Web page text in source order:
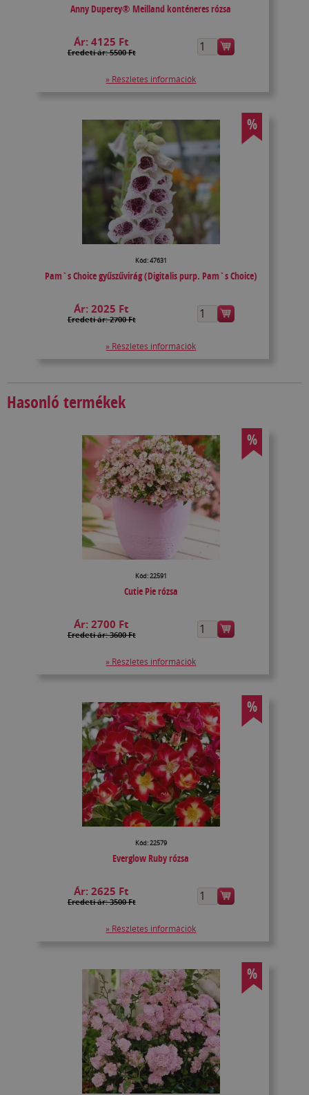
Anny Duperey® Meilland konténeres rózsa
Ár:4125 Ft
Eredeti ár: 5500 Ft
» Részletes információk
%
Kód: 47631
Pam`s Choice gyűszűvirág (Digitalis purp. Pam`s Choice)
Ár:2025 Ft
Eredeti ár: 2700 Ft
» Részletes információk
Hasonló termékek
%
Kód: 22591
Cutie Pie rózsa
Ár:2700 Ft
Eredeti ár: 3600 Ft
» Részletes információk
%
Kód: 22579
Everglow Ruby rózsa
Ár:2625 Ft
Eredeti ár: 3500 Ft
» Részletes információk
%